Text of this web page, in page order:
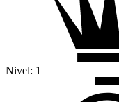
Nivel: 1